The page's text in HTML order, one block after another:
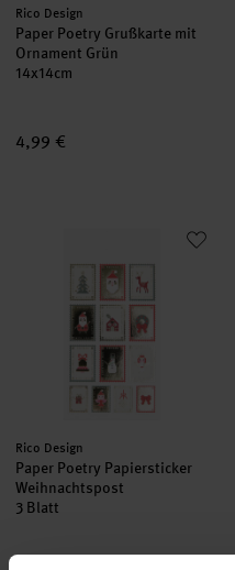
Hersteller:
Rico Design
Paper Poetry Grußkarte mit
Ornament Grün
14x14cm
4,99 €
Paper Poetry Papiersticker
Hersteller:
Rico Design
Paper Poetry Papiersticker
Weihnachtspost
3 Blatt